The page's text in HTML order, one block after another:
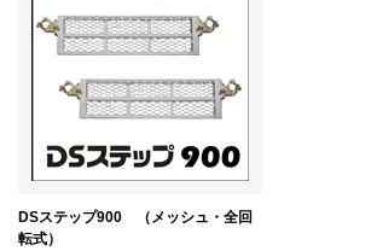
DSステップ900 （メッシュ・全回
転式）